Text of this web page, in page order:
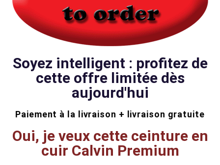
Soyez intelligent : profitez de
cette offre limitée dès
aujourd'hui
Paiement à la livraison + livraison gratuite
Oui, je veux cette ceinture en
cuir Calvin Premium